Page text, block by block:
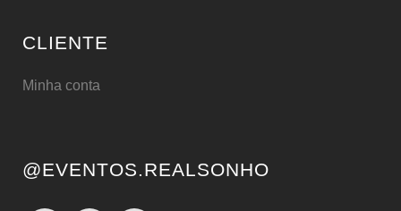
CLIENTE
Minha conta
@EVENTOS.REALSONHO